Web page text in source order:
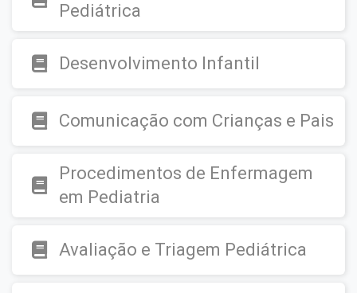
Pediátrica
Desenvolvimento Infantil
Comunicação com Crianças e Pais
Procedimentos de Enfermagem
em Pediatria
Avaliação e Triagem Pediátrica